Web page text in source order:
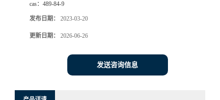
cas： 489-84-9
发布日期： 2023-03-20
更新日期： 2026-06-26
发送咨询信息